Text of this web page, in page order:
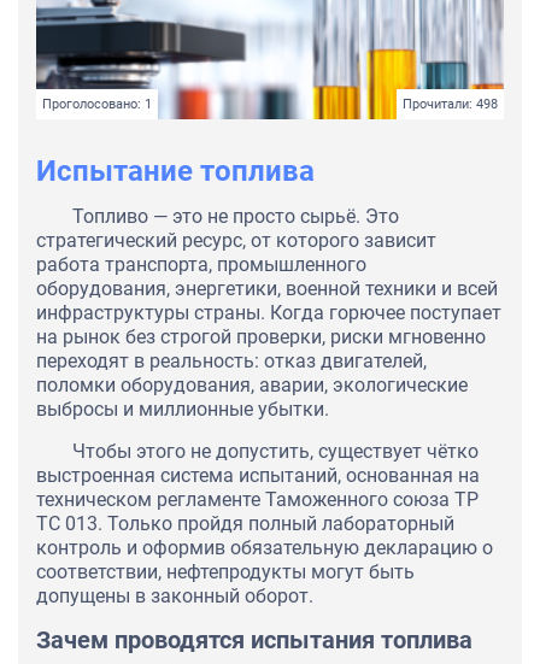
Проголосовано: 1 Прочитали: 498
Испытание топлива
Топливо — это не просто сырьё. Это
стратегический ресурс, от которого зависит
работа транспорта, промышленного
оборудования, энергетики, военной техники и всей
инфраструктуры страны. Когда горючее поступает
на рынок без строгой проверки, риски мгновенно
переходят в реальность: отказ двигателей,
поломки оборудования, аварии, экологические
выбросы и миллионные убытки.
Чтобы этого не допустить, существует чётко
выстроенная система испытаний, основанная на
техническом регламенте Таможенного союза ТР
ТС 013. Только пройдя полный лабораторный
контроль и оформив обязательную декларацию о
соответствии, нефтепродукты могут быть
допущены в законный оборот.
Зачем проводятся испытания топлива